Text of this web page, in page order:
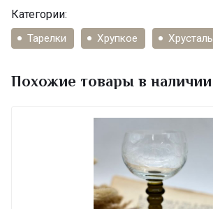
Категории:
Тарелки Хрупкое Хрусталь
Похожие товары в наличии